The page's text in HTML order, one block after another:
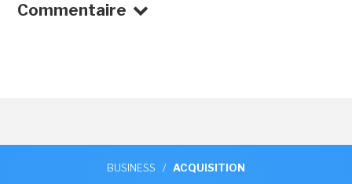
Commentaire
BUSINESS / ACQUISITION